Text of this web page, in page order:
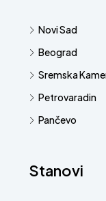
Novi Sad
Beograd
Sremska
Petrovaradin
Pančevo
Stanovi